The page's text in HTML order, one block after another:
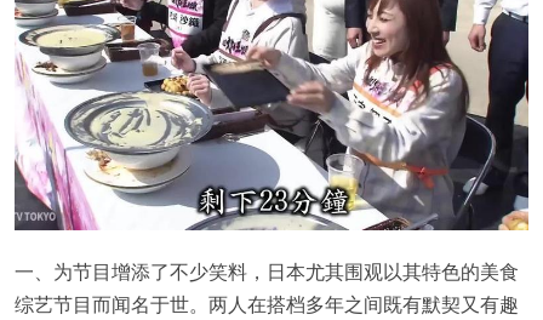
一、为节目增添了不少笑料，日本尤其围观以其特色的美食
综艺节目而闻名于世。两人在搭档多年之间既有默契又有趣